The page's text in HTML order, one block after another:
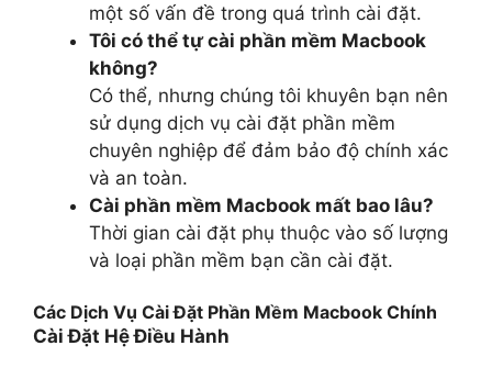
một số vấn đề trong quá trình cài đặt.
Tôi có thể tự cài phần mềm Macbook
không?
Có thể, nhưng chúng tôi khuyên bạn nên
sử dụng dịch vụ cài đặt phần mềm
chuyên nghiệp để đảm bảo độ chính xác
và an toàn.
Cài phần mềm Macbook mất bao lâu?
Thời gian cài đặt phụ thuộc vào số lượng
và loại phần mềm bạn cần cài đặt.
Các Dịch Vụ Cài Đặt Phần Mềm Macbook Chính
Cài Đặt Hệ Điều Hành